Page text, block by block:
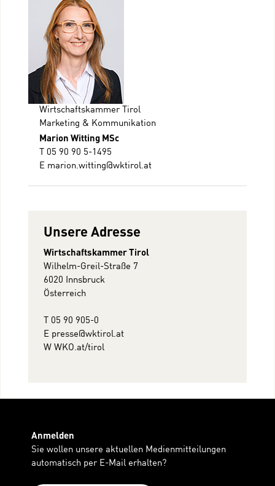
Wirtschaftskammer Tirol
Marketing & Kommunikation
Marion Witting MSc
T 05 90 90 5-1495
E marion.witting@wktirol.at
Unsere Adresse
Wirtschaftskammer Tirol
Wilhelm-Greil-Straße 7
6020 Innsbruck
Österreich
T 05 90 905-0
E presse@wktirol.at
W WKO.at/tirol
Anmelden
Sie wollen unsere aktuellen Medienmitteilungen
automatisch per E-Mail erhalten?